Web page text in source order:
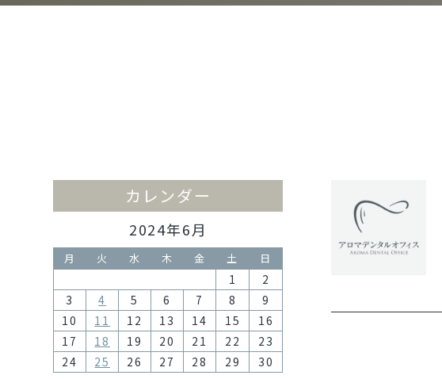
カレンダー
2024年6月
月 火 水 木 金 土 日
1
2
3
4 5 6 7 8
9
10
11 12 13 14 15
16
17
18 19 20 21 22
23
24
25 26 27 28 29 30